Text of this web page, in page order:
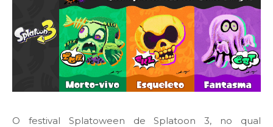
O festival Splatoween de Splatoon 3, no qual